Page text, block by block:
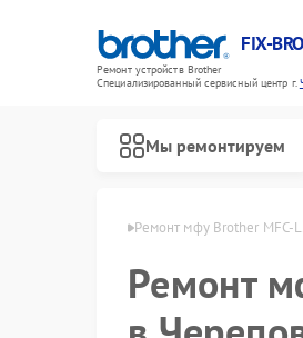
FIX-
Ремонт устройств Brother
Специализированный cервисный центр г.
Мы ремонтируем
Ремонт мфу Brother MFC-
Ремонт